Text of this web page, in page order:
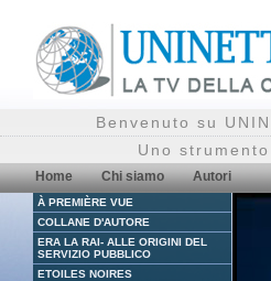
Benvenuto su
Uno
Home Chi siamo Autori
À PREMIÈRE VUE
COLLANE D'AUTORE
ERA LA RAI- ALLE ORIGINI DEL
SERVIZIO PUBBLICO
ETOILES NOIRES